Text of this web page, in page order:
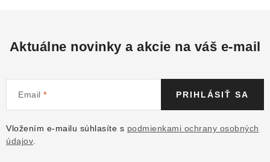
Aktuálne novinky a akcie na váš e-mail
Email
Vložením e-mailu súhlasíte s podmienkami ochrany osobných
údajov
PRIHLÁSIŤ SA